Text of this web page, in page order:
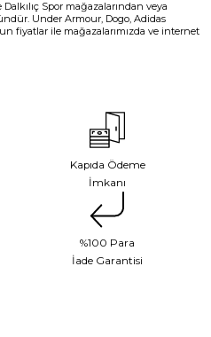
Spor mağazalarından veya
Under Armour, Dogo, Adidas
fiyatlar ile mağazalarımızda ve internet
Kapıda Ödeme
İmkanı
%100 Para
İade Garantisi